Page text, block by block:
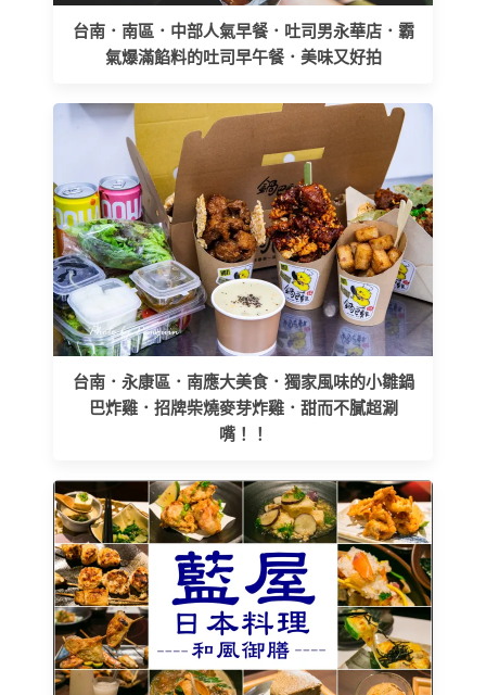
台南．南區．中部人氣早餐．吐司男永華店．霸
氣爆滿餡料的吐司早午餐．美味又好拍
台南．永康區．南應大美食．獨家風味的小雛鍋
巴炸雞．招牌柴燒麥芽炸雞．甜而不膩超涮
嘴！！